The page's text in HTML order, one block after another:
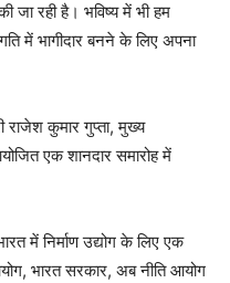
जा रही है। भविष्य में भी हम
में भागीदार बनने के लिए अपना
राजेश कुमार गुप्ता, मुख्य
एक शानदार समारोह में
में निर्माण उद्योग के लिए एक
भारत सरकार, अब नीति आयोग